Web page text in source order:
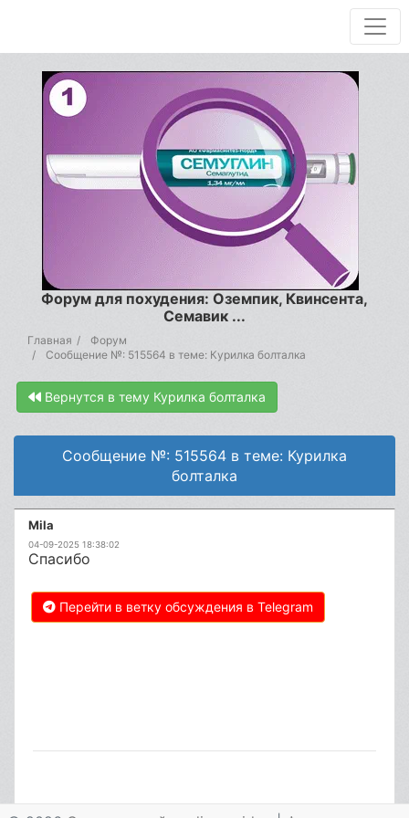
Форум для похудения: Оземпик, Квинсента,
Семавик ...
Главная
Форум
Сообщение №: 515564 в теме: Курилка болталка
Вернутся в тему Курилка болталка
Сообщение №: 515564 в теме: Курилка
болталка
Mila
04-09-2025 18:38:02
Спасибо
Перейти в ветку обсуждения в Telegram